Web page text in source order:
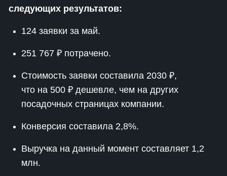
следующих результатов:
124 заявки за май.
251 767 ₽ потрачено.
Стоимость заявки составила 2030 ₽,
что на 500 ₽ дешевле, чем на других
посадочных страницах компании.
Конверсия составила 2,8%.
Выручка на данный момент составляет 1,2
млн.